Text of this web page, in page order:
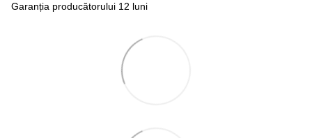
Garanția producătorului 12 luni